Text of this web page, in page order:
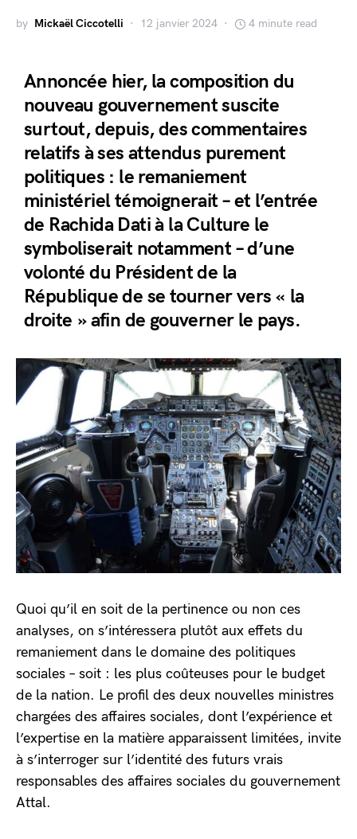
by Mickaël Ciccotelli 12 janvier 2024 4 minute read
Annoncée hier, la composition du
nouveau gouvernement suscite
surtout, depuis, des commentaires
relatifs à ses attendus purement
politiques : le remaniement
ministériel témoignerait – et l’entrée
de Rachida Dati à la Culture le
symboliserait notamment – d’une
volonté du Président de la
République de se tourner vers « la
droite » afin de gouverner le pays.
Quoi qu’il en soit de la pertinence ou non ces
analyses, on s’intéressera plutôt aux effets du
remaniement dans le domaine des politiques
sociales – soit : les plus coûteuses pour le budget
de la nation. Le profil des deux nouvelles ministres
chargées des affaires sociales, dont l’expérience et
l’expertise en la matière apparaissent limitées, invite
à s’interroger sur l’identité des futurs vrais
responsables des affaires sociales du gouvernement
Attal.